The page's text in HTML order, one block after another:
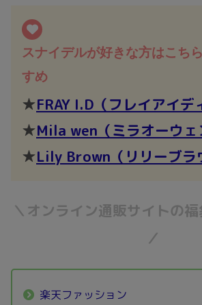
スナイデルが好きな方はこち
すめ
★FRAY I.D（フレイアイデ
★Mila wen（ミラオーウェ
★Lily Brown （ リリーブラ
＼オンライン通販サイトの
／
楽天ファッション